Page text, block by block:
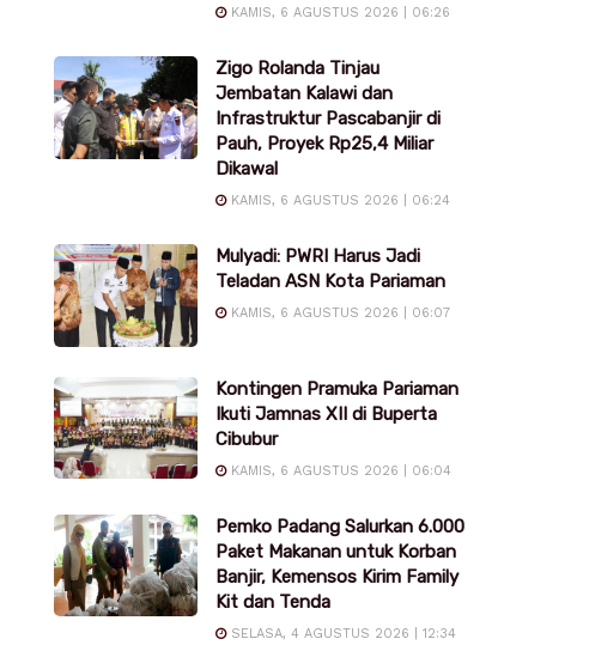
KAMIS, 6 AGUSTUS 2026 | 06:26
Zigo Rolanda Tinjau
Jembatan Kalawi dan
Infrastruktur Pascabanjir di
Pauh, Proyek Rp25,4 Miliar
Dikawal
KAMIS, 6 AGUSTUS 2026 | 06:24
Mulyadi: PWRI Harus Jadi
Teladan ASN Kota Pariaman
KAMIS, 6 AGUSTUS 2026 | 06:07
Kontingen Pramuka Pariaman
Ikuti Jamnas XII di Buperta
Cibubur
KAMIS, 6 AGUSTUS 2026 | 06:04
Pemko Padang Salurkan 6.000
Paket Makanan untuk Korban
Banjir, Kemensos Kirim Family
Kit dan Tenda
SELASA, 4 AGUSTUS 2026 | 12:34